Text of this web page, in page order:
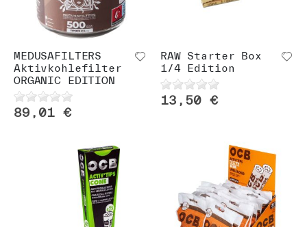
MEDUSAFILTERS
Aktivkohlefilter
ORGANIC EDITION
89,01 €
RAW Starter Box
1/4 Edition
13,50 €